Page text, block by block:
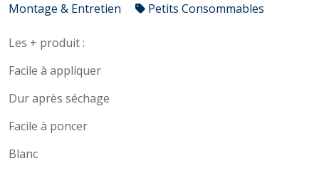
Montage & Entretien
Petits Consommables
Les + produit :
Facile à appliquer
Dur après séchage
Facile à poncer
Blanc